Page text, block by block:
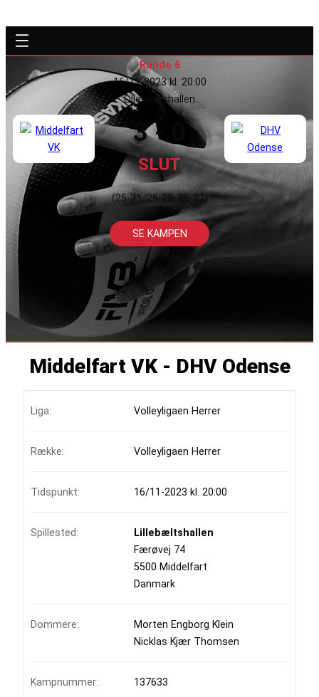
Runde 6
16/11-2023 kl. 20:00
Lillebæltshallen
3 - 0
SLUT
(25-21, 25-23, 25-22)
SE KAMPEN
Middelfart VK - DHV Odense
Liga: Volleyligaen Herrer
Række: Volleyligaen Herrer
Tidspunkt: 16/11-2023 kl. 20:00
Spillested:
Lillebæltshallen
Færøvej 74
5500 Middelfart
Danmark
Dommere:
Morten Engborg Klein
Nicklas Kjær Thomsen
Kampnummer: 137633